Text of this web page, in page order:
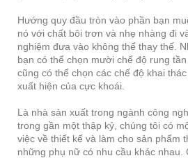
Hướng quy đầu tròn vào phần bạn
nó với chất bôi trơn và nhẹ nhàng đi
nghiệm đưa vào không thể thay thế.
bạn có thể chọn mười chế độ rung
cũng có thể chọn các chế độ khai
xuất hiện của cực khoái.
Là nhà sản xuất trong ngành công
trong gần một thập kỷ, chúng tôi có
việc về thiết kế và làm cho sản phẩm
những phụ nữ có nhu cầu khác nhau.